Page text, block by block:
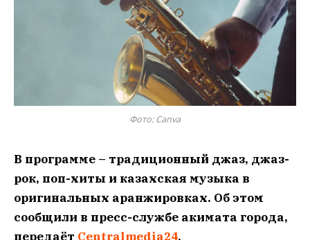
Фото: Canva
В программе – традиционный джаз, джаз-
рок, поп-хиты и казахская музыка в
оригинальных аранжировках. Об этом
сообщили в пресс-службе акимата города,
передаёт Сentralmedia24.